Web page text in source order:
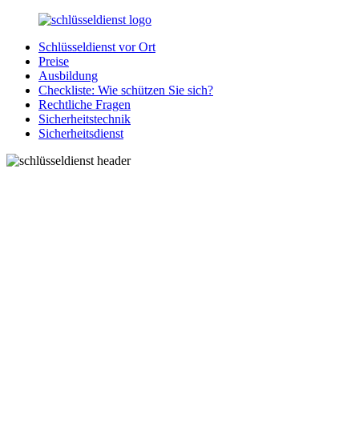
Zurück
Inhalt
SchluesseldienstDirekt.de
Ihre
Notlage
wird
gelöst!
Schlüsseldienst vor Ort
Preise
Ausbildung
Checkliste: Wie schützen Sie sich?
Rechtliche Fragen
Sicherheitstechnik
Sicherheitsdienst